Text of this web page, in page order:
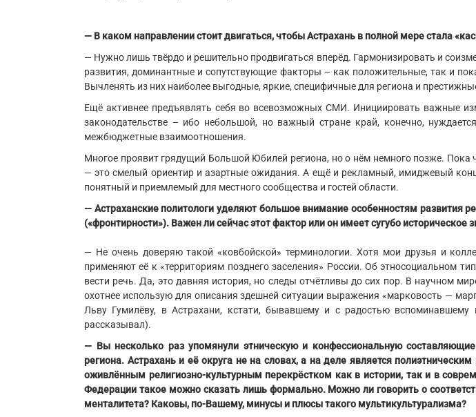
— В каком направлении стоит двигаться, чтобы Астрахань в полной мере стала
— Нужно лишь твёрдо и решительно продвигаться вперёд. Гармонизировать и
развития, доминантные и сопутствующие факторы – как положительные, так и
Вычленять из них наиболее выгодные, яркие, специфичные для региона и
Ещё активнее предъявлять себя во всевозможных СМИ. Инициировать важные
законодательстве – ибо небольшой, но важный стране край, конечно,
межбюджетные взаимоотношения.
Многое проявит грядущий Большой Юбилей региона, но о нём немного позже. Пока
— это смелый ориентир и азартные ожидания. А ещё и рекламный, имиджевый
понятный и приемлемый для местного сообщества и гостей области.
— Астраханские политологи уделяют большое внимание особенностям развития
(«фронтирности»). Важен ли сейчас этот фактор или он имеет сугубо историческое
— Не очень доверяю такой «ковбойской» терминологии. Хотя мои друзья и
применяют её к «территориям позднего заселения» России. Об этносоциальном
вести речь. Да, это давняя история, но следы отчётливы до сих пор. В научном
охотнее использую для описания здешней ситуации выражения «марковость —
Льву Гумилёву, в Астрахани, кстати, бывавшему и с радостью
рассказывал).
— Вы несколько раз упомянули этническую и конфессиональную
региона. Астрахань и её округа не на словах, а на деле является
оживлённым религиозно-культурным перекрёстком как в истории, так и в
Федерации такое можно сказать лишь формально. Можно ли говорить о
менталитета? Каковы, по-Вашему, минусы и плюсы такого мультикультурализма?